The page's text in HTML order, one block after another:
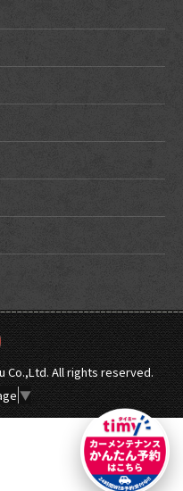
Co.,Ltd. All rights reserved.
▼